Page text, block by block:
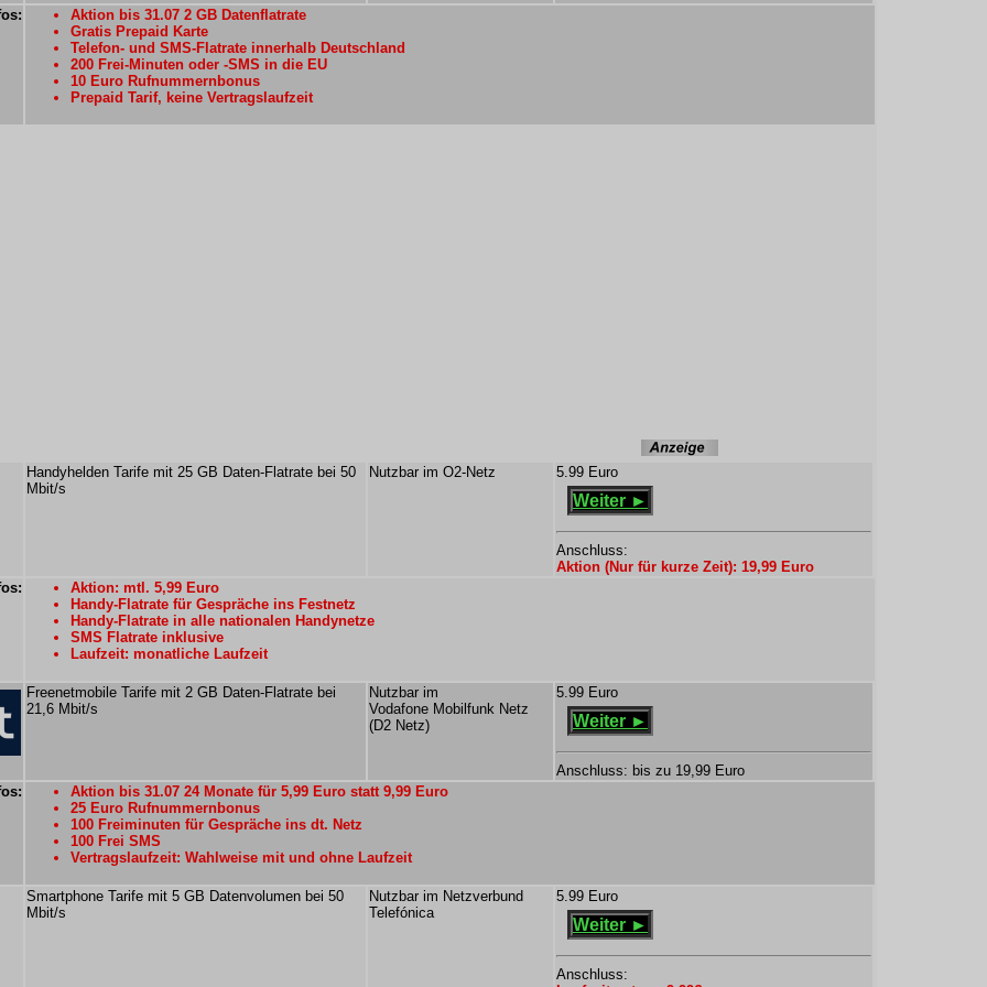
Aktion bis 31.07 2 GB Datenflatrate
Gratis Prepaid Karte
Telefon- und SMS-Flatrate innerhalb Deutschland
200 Frei-Minuten oder -SMS in die EU
10 Euro Rufnummernbonus
Prepaid Tarif, keine Vertragslaufzeit
Handyhelden Tarife mit 25 GB Daten-Flatrate bei 50
Mbit/s
Nutzbar im O2-Netz 5.99 Euro
Weiter ►
Anschluss:
Aktion (Nur für kurze Zeit): 19,99 Euro
Aktion: mtl. 5,99 Euro
Handy-Flatrate für Gespräche ins Festnetz
Handy-Flatrate in alle nationalen Handynetze
SMS Flatrate inklusive
Laufzeit: monatliche Laufzeit
Freenetmobile Tarife mit 2 GB Daten-Flatrate bei
21,6 Mbit/s
Nutzbar im
Vodafone Mobilfunk Netz
(D2 Netz)
5.99 Euro
Weiter ►
Anschluss: bis zu 19,99 Euro
Aktion bis 31.07 24 Monate für 5,99 Euro statt 9,99 Euro
25 Euro Rufnummernbonus
100 Freiminuten für Gespräche ins dt. Netz
100 Frei SMS
Vertragslaufzeit: Wahlweise mit und ohne Laufzeit
Smartphone Tarife mit 5 GB Datenvolumen bei 50
Mbit/s
Nutzbar im Netzverbund
Telefónica
5.99 Euro
Weiter ►
Anschluss: